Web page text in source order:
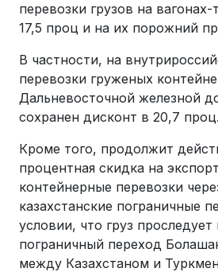
перевозки грузов на
17,5 проц и на их порожний
В частности, на
перевозки груженых
Дальневосточной железной
сохранен дисконт в 20,7 проц.
Кроме того, продолжит
процентная скидка на
контейнерные перевозки
казахстанские пограничные
условии, что груз проследует
пограничный переход
между Казахстаном и